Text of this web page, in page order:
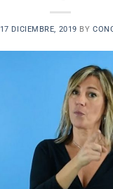
17 DICIEMBRE, 2019 BY